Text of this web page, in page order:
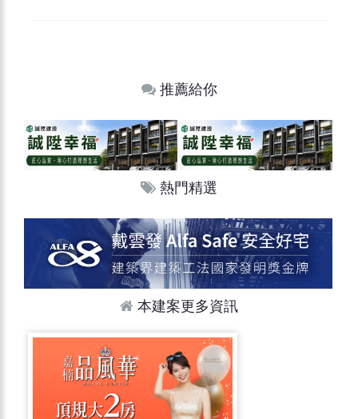
推薦給你
熱門精選
本建案更多資訊